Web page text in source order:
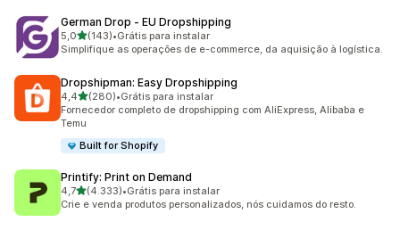
German Drop ‑ EU Dropshipping
5,0de 5 estrelas
(143)
143 avaliações ao todo
•Grátis para instalar
Simplifique as operações de e-commerce, da aquisição à logística.
Dropshipman: Easy Dropshipping
4,4de 5 estrelas
(280)
280 avaliações ao todo
•Grátis para instalar
Fornecedor completo de dropshipping com AliExpress, Alibaba e
Temu
Built for Shopify
Printify: Print on Demand
4,7de 5 estrelas
(4.333)
4333 avaliações ao todo
•Grátis para instalar
Crie e venda produtos personalizados, nós cuidamos do resto.